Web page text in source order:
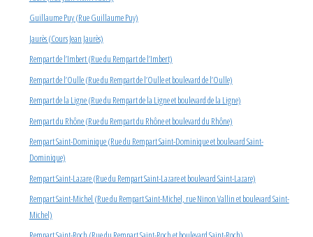
Guillaume Puy (Rue Guillaume Puy)
Jaurès (Cours Jean Jaurès)
Rempart de l’Imbert (Rue du Rempart de l’Imbert)
Rempart de l’Oulle (Rue du Rempart de l’Oulle et boulevard de l’Oulle)
Rempart de la Ligne (Rue du Rempart de la Ligne et boulevard de la Ligne)
Rempart du Rhône (Rue du Rempart du Rhône et boulevard du Rhône)
Rempart Saint-Dominique (Rue du Rempart Saint-Dominique et boulevard Saint-
Dominique)
Rempart Saint-Lazare (Rue du Rempart Saint-Lazare et boulevard Saint-Lazare)
Rempart Saint-Michel (Rue du Rempart Saint-Michel, rue Ninon Vallin et boulevard Saint-
Michel)